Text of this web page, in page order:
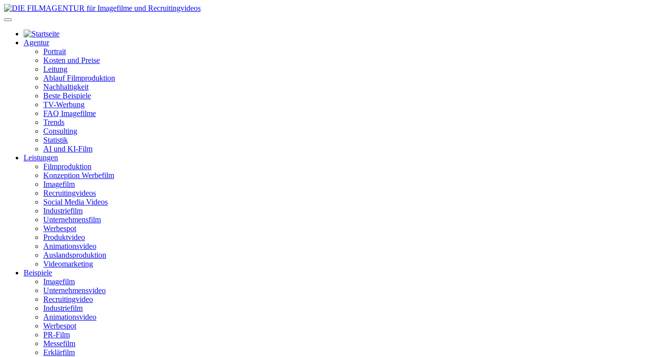
Agentur
Portrait
Kosten und Preise
Leitung
Ablauf Filmproduktion
Nachhaltigkeit
Beste Beispiele
TV-Werbung
FAQ Imagefilme
Trends
Consulting
Statistik
AI und KI-Film
Leistungen
Filmproduktion
Konzeption Werbefilm
Imagefilm
Recruitingvideos
Social Media Videos
Industriefilm
Unternehmensfilm
Werbespot
Produktvideo
Animationsvideo
Auslandsproduktion
Videomarketing
Beispiele
Imagefilm
Unternehmensvideo
Recruitingvideo
Industriefilm
Animationsvideo
Werbespot
PR-Film
Messefilm
Erklärfilm